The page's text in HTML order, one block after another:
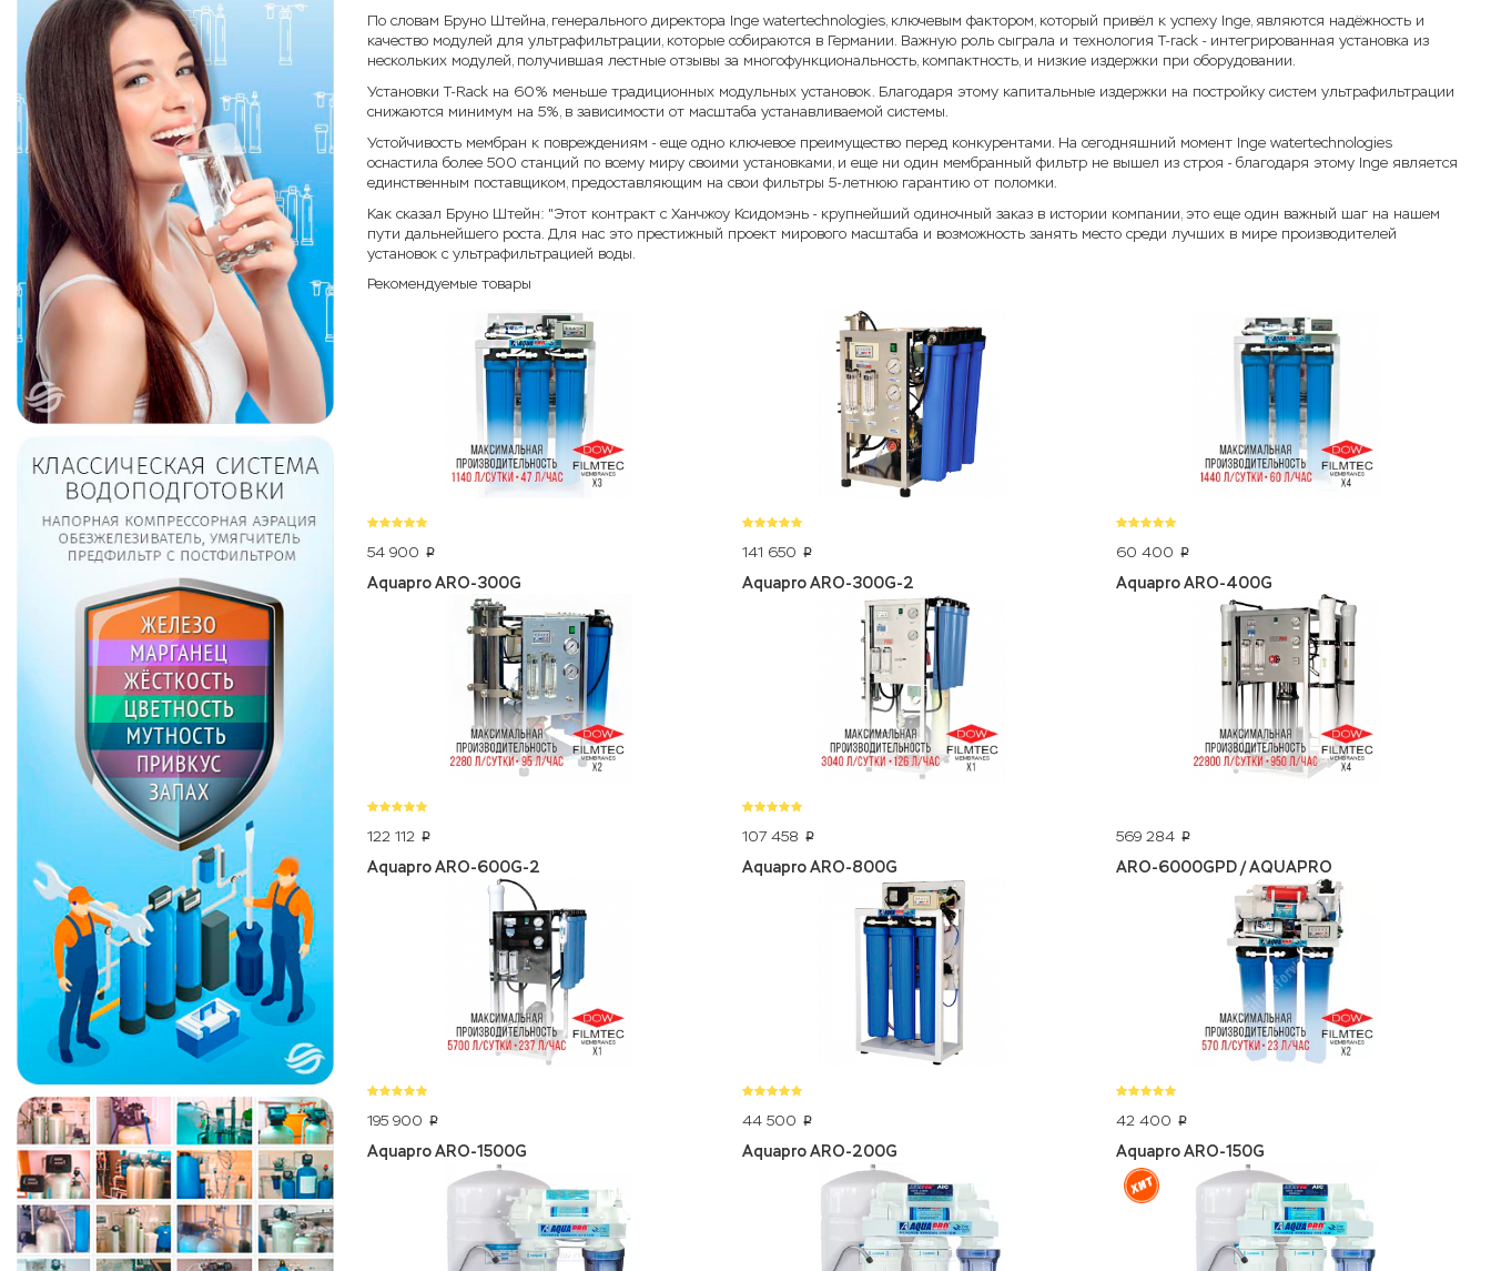
По словам Бруно Штейна, генерального директора Inge watertechnologies, ключевым фактором, который привёл к успеху Inge, являются надёжность и
качество модулей для ультрафильтрации, которые собираются в Германии. Важную роль сыграла и технология T-rack - интегрированная установка из
нескольких модулей, получившая лестные отзывы за многофункциональность, компактность, и низкие издержки при оборудовании.
Установки T-Rack на 60% меньше традиционных модульных установок. Благодаря этому капитальные издержки на постройку систем ультрафильтрации
снижаются минимум на 5%, в зависимости от масштаба устанавливаемой системы.
Устойчивость мембран к повреждениям - еще одно ключевое преимущество перед конкурентами. На сегодняшний момент Inge watertechnologies
оснастила более 500 станций по всему миру своими установками, и еще ни один мембранный фильтр не вышел из строя - благодаря этому Inge является
единственным поставщиком, предоставляющим на свои фильтры 5-летнюю гарантию от поломки.
Как сказал Бруно Штейн: "Этот контракт с Ханчжоу Ксидомэнь - крупнейший одиночный заказ в истории компании, это еще один важный шаг на нашем
пути дальнейшего роста. Для нас это престижный проект мирового масштаба и возможность занять место среди лучших в мире производителей
установок с ультрафильтрацией воды.
Рекомендуемые товары
54 900 p
Aquapro ARO-300G
141 650 p
Aquapro ARO-300G-2
60 400 p
Aquapro ARO-400G
122 112 p
Aquapro ARO-600G-2
107 458 p
Aquapro ARO-800G
569 284 p
ARO-6000GPD / AQUAPRO
195 900 p
Aquapro ARO-1500G
44 500 p
Aquapro ARO-200G
42 400 p
Aquapro ARO-150G